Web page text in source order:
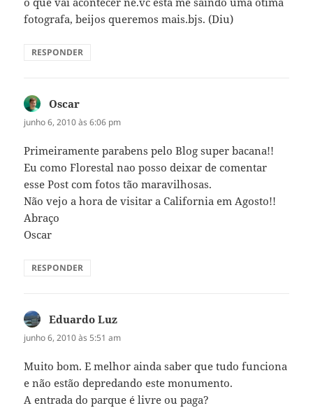
fotografa, beijos queremos mais.bjs. (Diu)
RESPONDER
Oscar
junho 6, 2010 às 6:06 pm
Primeiramente parabens pelo Blog super bacana!!
Eu como Florestal nao posso deixar de comentar
esse Post com fotos tão maravilhosas.
Não vejo a hora de visitar a California em Agosto!!
Abraço
Oscar
RESPONDER
Eduardo Luz
junho 6, 2010 às 5:51 am
Muito bom. E melhor ainda saber que tudo funciona
e não estão depredando este monumento.
A entrada do parque é livre ou paga?